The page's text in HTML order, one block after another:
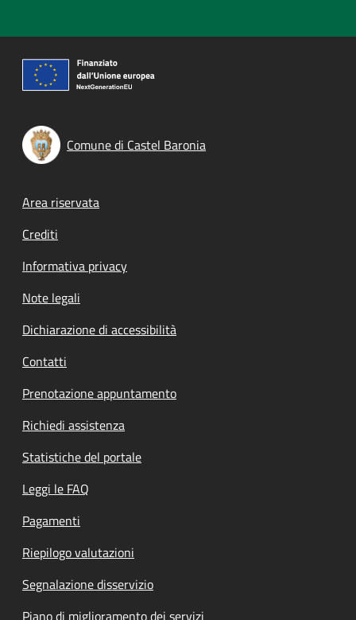
Comune di Castel Baronia
Footer menu
Area riservata
Crediti
Informativa privacy
Note legali
Dichiarazione di accessibilità
Contatti
Prenotazione appuntamento
Richiedi assistenza
Statistiche del portale
Leggi le FAQ
Pagamenti
Riepilogo valutazioni
Segnalazione disservizio
Piano di miglioramento dei servizi